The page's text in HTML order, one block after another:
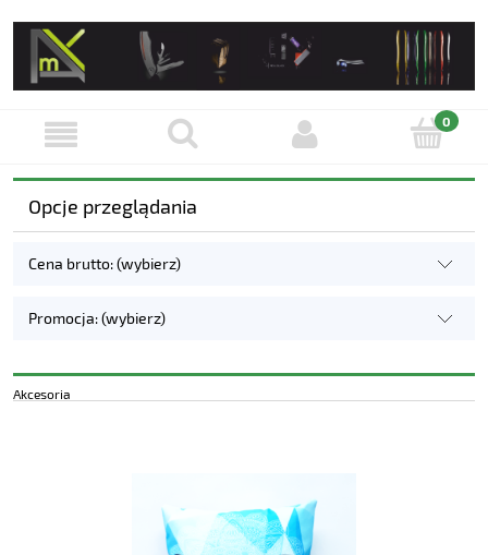
Opcje przeglądania
Cena brutto: (wybierz)
Promocja: (wybierz)
Akcesoria